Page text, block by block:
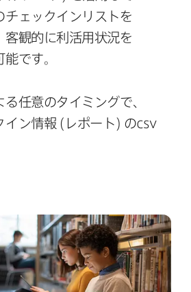
チェックインリストを​
客観的に​利活用状況を​
です。
任意の​タイミングで、​
イン情報 (レポート) のcsv